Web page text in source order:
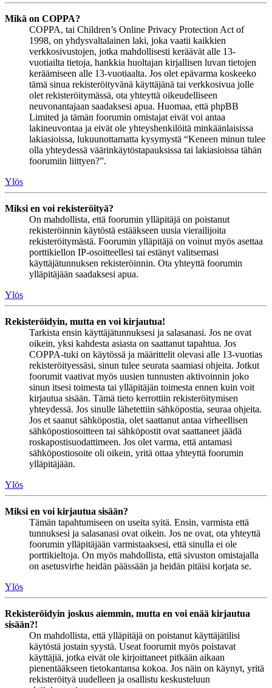
Mikä on COPPA?
COPPA, tai Children’s Online Privacy Protection Act of
1998, on yhdysvaltalainen laki, joka vaatii kaikkien
verkkosivustojen, jotka mahdollisesti keräävät alle 13-
vuotiailta tietoja, hankkia huoltajan kirjallisen luvan tietojen
keräämiseen alle 13-vuotiaalta. Jos olet epävarma koskeeko
tämä sinua rekisteröityvänä käyttäjänä tai verkkosivua jolle
olet rekisteröitymässä, ota yhteyttä oikeudelliseen
neuvonantajaan saadaksesi apua. Huomaa, että phpBB
Limited ja tämän foorumin omistajat eivät voi antaa
lakineuvontaa ja eivät ole yhteyshenkilöitä minkäänlaisissa
lakiasioissa, lukuunottamatta kysymystä “Keneen minun tulee
olla yhteydessä väärinkäytöstapauksissa tai lakiasioissa tähän
foorumiin liittyen?”.
Ylös
Miksi en voi rekisteröityä?
On mahdollista, että foorumin ylläpitäjä on poistanut
rekisteröinnin käytöstä estääkseen uusia vierailijoita
rekisteröitymästä. Foorumin ylläpitäjä on voinut myös asettaa
porttikiellon IP-osoitteellesi tai estänyt valitsemasi
käyttäjätunnuksen rekisteröinnin. Ota yhteyttä foorumin
ylläpitäjään saadaksesi apua.
Ylös
Rekisteröidyin, mutta en voi kirjautua!
Tarkista ensin käyttäjätunnuksesi ja salasanasi. Jos ne ovat
oikein, yksi kahdesta asiasta on saattanut tapahtua. Jos
COPPA-tuki on käytössä ja määrittelit olevasi alle 13-vuotias
rekisteröityessäsi, sinun tulee seurata saamiasi ohjeita. Jotkut
foorumit vaativat myös uusien tunnusten aktivoinnin joko
sinun itsesi toimesta tai ylläpitäjän toimesta ennen kuin voit
kirjautua sisään. Tämä tieto kerrottiin rekisteröitymisen
yhteydessä. Jos sinulle lähetettiin sähköpostia, seuraa ohjeita.
Jos et saanut sähköpostia, olet saattanut antaa virheellisen
sähköpostiosoitteen tai sähköpostit ovat saattaneet jäädä
roskapostisuodattimeen. Jos olet varma, että antamasi
sähköpostiosoite oli oikein, yritä ottaa yhteyttä foorumin
ylläpitäjään.
Ylös
Miksi en voi kirjautua sisään?
Tämän tapahtumiseen on useita syitä. Ensin, varmista että
tunnuksesi ja salasanasi ovat oikein. Jos ne ovat, ota yhteyttä
foorumin ylläpitäjään varmistaaksesi, että sinulla ei ole
porttikieltoja. On myös mahdollista, että sivuston omistajalla
on asetusvirhe heidän päässään ja heidän pitäisi korjata se.
Ylös
Rekisteröidyin joskus aiemmin, mutta en voi enää kirjautua
sisään?!
On mahdollista, että ylläpitäjä on poistanut käyttäjätilisi
käytöstä jostain syystä. Useat foorumit myös poistavat
käyttäjiä, jotka eivät ole kirjoittaneet pitkään aikaan
pienentääkseen tietokantansa kokoa. Jos näin on käynyt, yritä
rekisteröityä uudelleen ja osallistu keskusteluun